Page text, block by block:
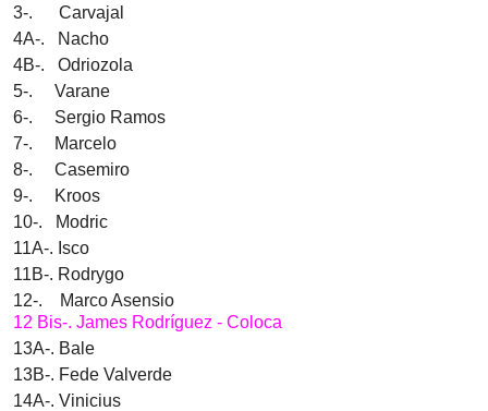
3-. Carvajal
4A-. Nacho
4B-. Odriozola
5-. Varane
6-. Sergio Ramos
7-. Marcelo
8-. Casemiro
9-. Kroos
10-. Modric
11A-. Isco
11B-. Rodrygo
12-. Marco Asensio
12 Bis-. James Rodríguez - Coloca
13A-. Bale
13B-. Fede Valverde
14A-. Vinicius